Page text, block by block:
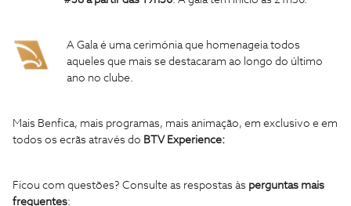
A Gala é uma cerimónia que homenageia todos
aqueles que mais se destacaram ao longo do último
ano no clube.
Mais Benfica, mais programas, mais animação, em exclusivo e em
todos os ecrãs através do BTV Experience:
Ficou com questões? Consulte as respostas às perguntas mais
frequentes: